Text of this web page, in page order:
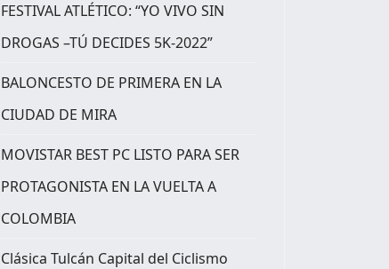
FESTIVAL ATLÉTICO: “YO VIVO SIN
DROGAS –TÚ DECIDES 5K-2022”
BALONCESTO DE PRIMERA EN LA
CIUDAD DE MIRA
MOVISTAR BEST PC LISTO PARA SER
PROTAGONISTA EN LA VUELTA A
COLOMBIA
Clásica Tulcán Capital del Ciclismo